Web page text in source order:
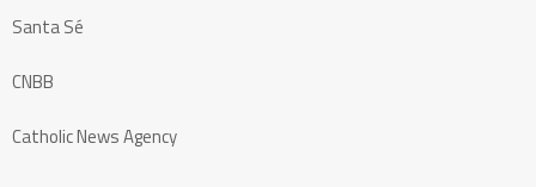
Santa Sé
CNBB
Catholic News Agency